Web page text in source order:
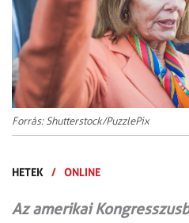
Forrás: Shutterstock/PuzzlePix
HETEK / ONLINE
Az amerikai